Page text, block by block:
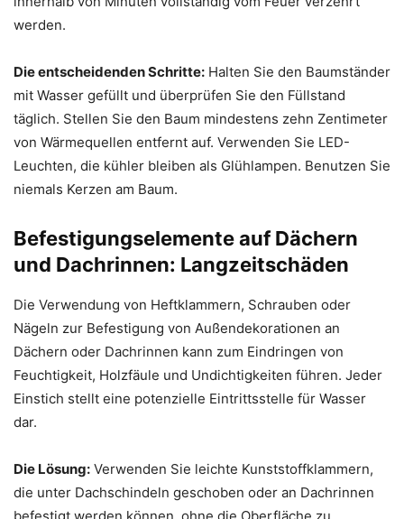
werden.
Die entscheidenden Schritte: Halten Sie den Baumständer
mit Wasser gefüllt und überprüfen Sie den Füllstand
täglich. Stellen Sie den Baum mindestens zehn Zentimeter
von Wärmequellen entfernt auf. Verwenden Sie LED-
Leuchten, die kühler bleiben als Glühlampen. Benutzen Sie
niemals Kerzen am Baum.
Befestigungselemente auf Dächern
und Dachrinnen: Langzeitschäden
Die Verwendung von Heftklammern, Schrauben oder
Nägeln zur Befestigung von Außendekorationen an
Dächern oder Dachrinnen kann zum Eindringen von
Feuchtigkeit, Holzfäule und Undichtigkeiten führen. Jeder
Einstich stellt eine potenzielle Eintrittsstelle für Wasser
dar.
Die Lösung: Verwenden Sie leichte Kunststoffklammern,
die unter Dachschindeln geschoben oder an Dachrinnen